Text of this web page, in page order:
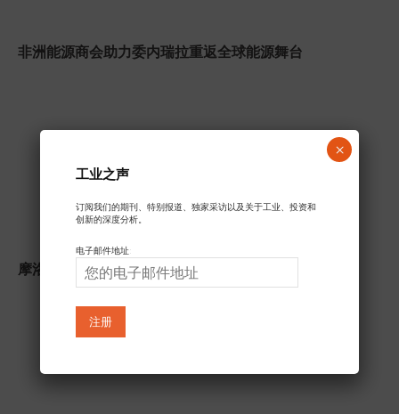
非洲能源商会助力委内瑞拉重返全球能源舞台
摩洛哥押注绿色氨，打造全球新工业冠军
工业之声
订阅我们的期刊、特别报道、独家采访以及关于工业、投资和
创新的深度分析。
电子邮件地址:
×